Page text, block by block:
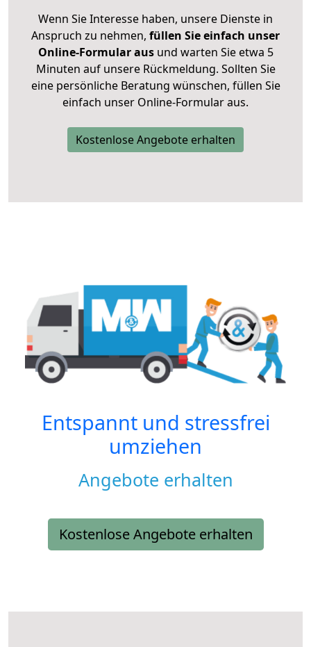
Wenn Sie Interesse haben, unsere Dienste in
Anspruch zu nehmen, füllen Sie einfach unser
Online-Formular ausund warten Sie etwa 5
Minuten auf unsere Rückmeldung. Sollten Sie
eine persönliche Beratung wünschen, füllen Sie
einfach unser Online-Formular aus.
Kostenlose Angebote erhalten
Entspannt und stressfrei
umziehen
Angebote erhalten
Kostenlose Angebote erhalten